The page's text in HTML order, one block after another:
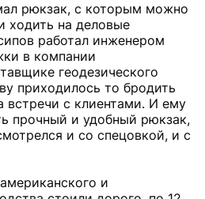
рюкзак, с которым можно
ходить на деловые
работал инженером
в компании
геодезического
приходилось то бродить
встречи с клиентами. И ему
прочный и удобный рюкзак,
и со спецовкой, и с
и